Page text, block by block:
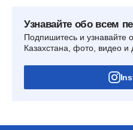
Узнавайте обо всем
Подпишитесь и узнавайте
Казахстана, фото, видео и